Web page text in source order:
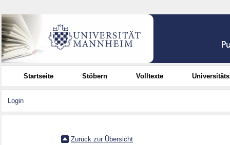
Startseite Stöbern Volltexte
Login
Zurück zur Übersicht